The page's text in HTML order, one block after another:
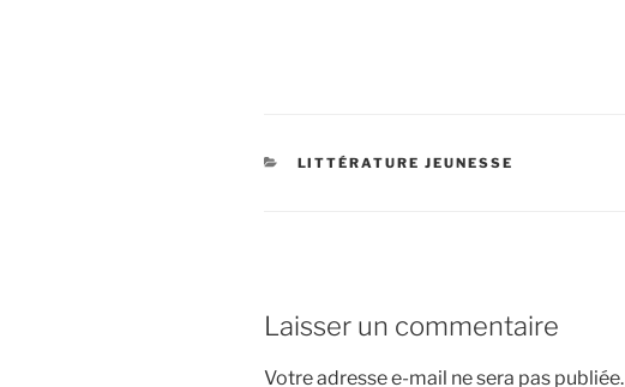
CATÉGORIES
LITTÉRATURE JEUNESSE
Laisser un commentaire
Votre adresse e-mail ne sera pas publiée.